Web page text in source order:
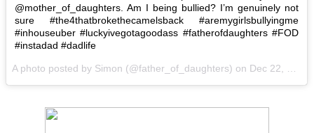
@mother_of_daughters. Am I being bullied? I’m genuinely not
sure #the4thatbrokethecamelsback #aremygirlsbullyingme
#inhouseuber #luckyivegotagoodass #fatherofdaughters #FOD
#instadad #dadlife